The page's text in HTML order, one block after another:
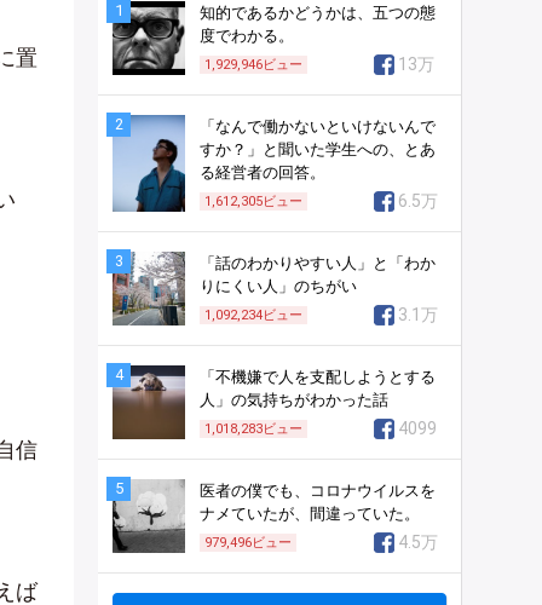
置
信
ば
1
知的であるかどうかは、五つの態
度でわかる。
1,929,946ビュー 13万
2
「なんで働かないといけないんで
すか？」と聞いた学生への、とあ
る経営者の回答。
1,612,305ビュー 6.5万
3
「話のわかりやすい人」と「わか
りにくい人」のちがい
1,092,234ビュー 3.1万
4
「不機嫌で人を支配しようとする
人」の気持ちがわかった話
1,018,283ビュー 4099
5
医者の僕でも、コロナウイルスを
ナメていたが、間違っていた。
979,496ビュー 4.5万